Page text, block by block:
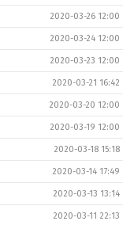
2020-03-26 12:00
2020-03-24 12:00
2020-03-23 12:00
2020-03-21 16:42
2020-03-20 12:00
2020-03-19 12:00
2020-03-18 15:18
2020-03-14 17:49
2020-03-13 13:14
2020-03-11 22:13